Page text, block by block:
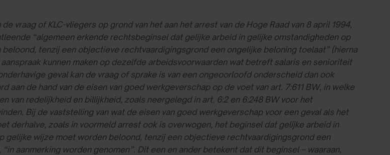
vraag of KLC-vliegers op grond van het aan het arrest van de Hoge Raad van 8 april 1994,
“algemeen erkende rechtsbeginsel dat gelijke arbeid in gelijke omstandigheden op
tenzij een objectieve rechtvaardigingsgrond een ongelijke beloning toelaat” (hierna
kunnen maken op dezelfde arbeidsvoorwaarden wat betreft salaris en senioriteit
geval kan de vraag of sprake is van een ongeoorloofd onderscheid dan ook
aan de hand van de eisen van goed werkgeverschap op de voet van art. 7:611 BW, in welke
van redelijkheid en billijkheid, zoals neergelegd in art. 6:2 en 6:248 BW voor het
Bij de vaststelling van wat de eisen van goed werkgeverschap voor een geval als het
derhalve, zoals in voormeld arrest ook is overwogen, het beginsel dat gelijke arbeid in
gelijke wijze moet worden beloond, tenzij een objectieve rechtvaardigingsgrond een
aanmerking worden genomen”. Dit een en ander betekent dat dit beginsel – waaraan,